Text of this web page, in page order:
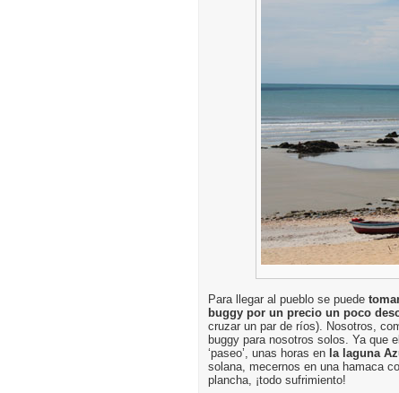
Para llegar al pueblo se puede
buggy por un precio un poco
cruzar un par de ríos). Nosotros,
buggy para nosotros solos. Ya que
‘paseo’, unas horas en la laguna
solana, mecernos en una hamaca
plancha, ¡todo sufrimiento!